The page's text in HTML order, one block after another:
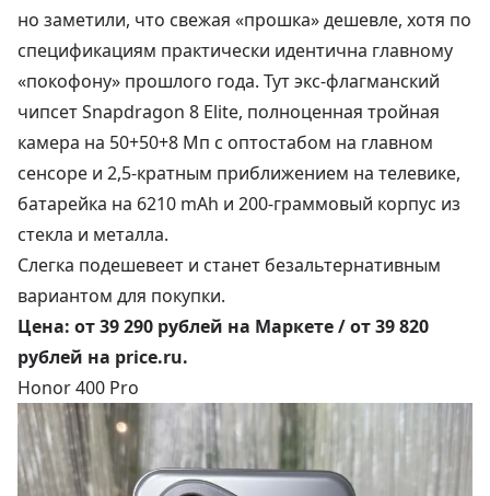
но заметили, что свежая «прошка» дешевле, хотя по
спецификациям практически идентична главному
«покофону» прошлого года. Тут экс-флагманский
чипсет Snapdragon 8 Elite, полноценная тройная
камера на 50+50+8 Мп с оптостабом на главном
сенсоре и 2,5-кратным приближением на телевике,
батарейка на 6210 mAh и 200-граммовый корпус из
стекла и металла.
Слегка подешевеет и станет безальтернативным
вариантом для покупки.
Цена: от 39 290 рублей на Маркете /от 39 820
рублей на price.ru.
Honor 400 Pro